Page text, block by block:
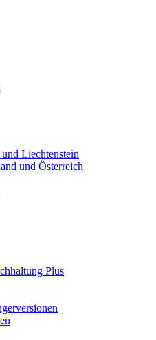
Liechtenstein
und Österreich
Plus